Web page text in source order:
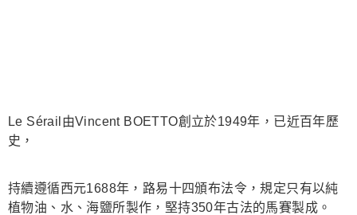
Le Sérail由Vincent BOETTO創立於1949年，已近百年歷
史，
持續遵循西元1688年，路易十四頒布法令，規定只有以純
植物油、水、海鹽所製作，堅持350年古法的馬賽製成。